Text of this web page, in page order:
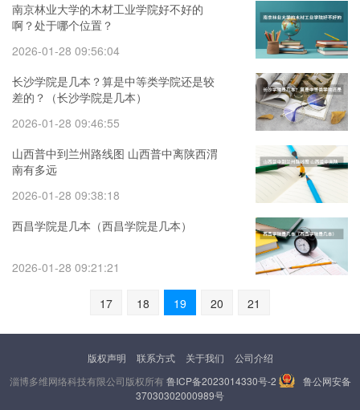
南京林业大学的木材工业学院好不好的
啊？处于哪个位置？
2026-01-28 09:56:04
长沙学院是几本？算是中等类学院还是较
差的？（长沙学院是几本）
2026-01-28 09:46:55
山西普中到兰州路线图 山西普中离陕西渭
南有多远
2026-01-28 09:38:18
西昌学院是几本（西昌学院是几本）
2026-01-28 09:21:21
17 18 19 20 21
版权声明 联系方式 关于我们
公司介绍
淄博多维网络科技有限公司版权所有鲁ICP备2023014330号-2
鲁公网安备
37030302000989号